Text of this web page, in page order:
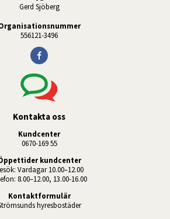
Gerd Sjöberg
556121-3496
Kontakta oss
Kundcenter
0670-169 55
kundcenter
Vardagar 10.00–12.00
8.00–12.00, 13.00-16.00
Kontaktformulär
hyresbostäder